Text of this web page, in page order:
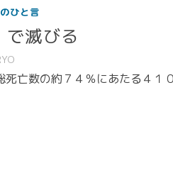
ひと言
で滅びる
死亡数の約７４％にあたる４